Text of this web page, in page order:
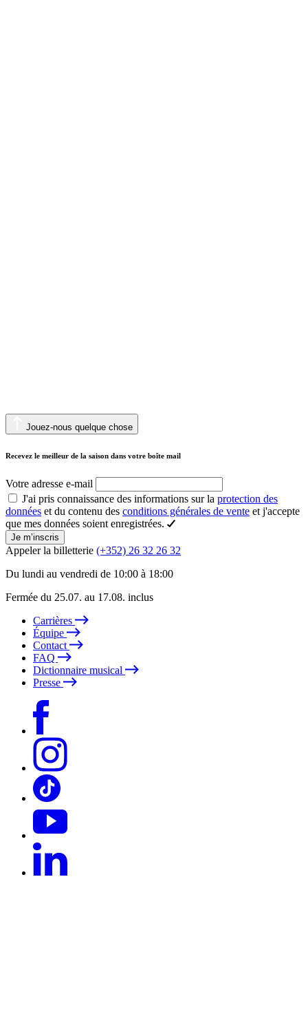
Jouez-nous quelque chose
Recevez le meilleur de la saison dans votre boîte mail
Votre adresse e-mail
J'ai pris connaissance des informations sur la protection des
données et du contenu des conditions générales de vente et j'accepte
que mes données soient enregistrées.
Je m’inscris
Appeler la billetterie (+352) 26 32 26 32
Du lundi au vendredi de 10:00 à 18:00
Fermée du 25.07. au 17.08. inclus
Carrières
Équipe
Contact
FAQ
Dictionnaire musical
Presse